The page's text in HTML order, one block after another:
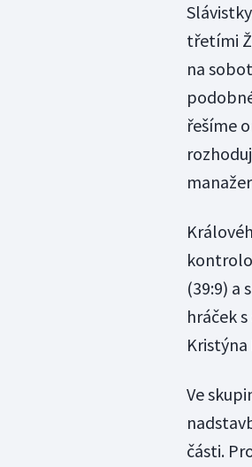
třetími
na
řešíme
(39:9) a
hráček
Kristýna
Ve
části.